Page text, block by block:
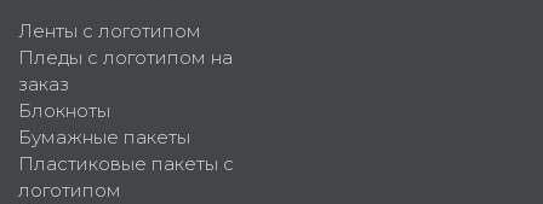
Ленты с логотипом
Пледы с логотипом на
заказ
Блокноты
Бумажные пакеты
Пластиковые пакеты с
логотипом